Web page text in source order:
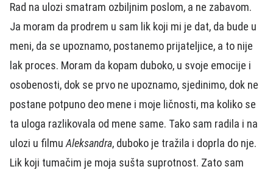
Rad na ulozi smatram ozbiljnim poslom, a ne zabavom.
Ja moram da prodrem u sam lik koji mi je dat, da bude u
meni, da se upoznamo, postanemo prijateljice, a to nije
lak proces. Moram da kopam duboko, u svoje emocije i
osobenosti, dok se prvo ne upoznamo, sjedinimo, dok ne
postane potpuno deo mene i moje ličnosti, ma koliko se
ta uloga razlikovala od mene same. Tako sam radila i na
ulozi u filmu Aleksandra, duboko je tražila i doprla do nje.
Lik koji tumačim je moja sušta suprotnost. Zato sam